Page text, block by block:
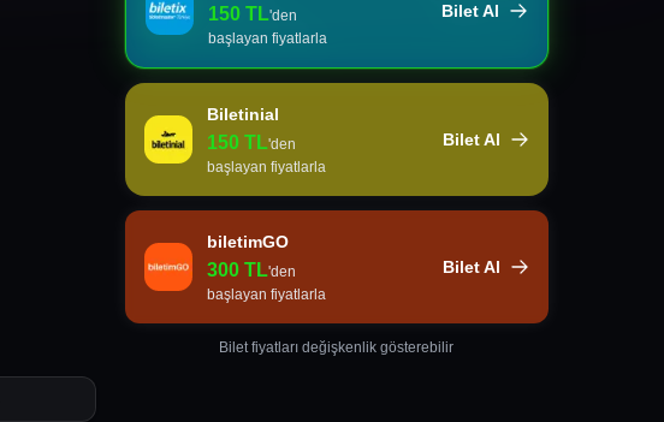
150TL'den
başlayan fiyatlarla
Bilet Al
Biletinial
150TL'den
başlayan fiyatlarla
Bilet Al
biletimGO
300TL'den
başlayan fiyatlarla
Bilet Al
Bilet fiyatları değişkenlik gösterebilir